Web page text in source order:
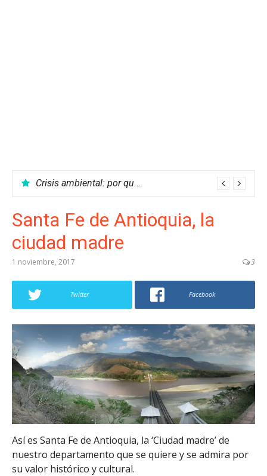
Crisis ambiental: por qué no podemos parar el calentamiento global
Santa Fe de Antioquia, la
ciudad madre
1 noviembre, 2017 3
Twitter Facebook
Así es Santa Fe de Antioquia, la ‘Ciudad madre’ de
nuestro departamento que se quiere y se admira por
su valor histórico y cultural.